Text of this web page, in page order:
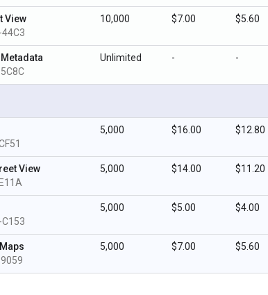
View
44C3
10,000 $7.00 $5.60
Metadata
Unlimited - -
5,000 $16.00 $12.80
View
5,000 $14.00 $11.20
C153
5,000 $5.00 $4.00
5,000 $7.00 $5.60